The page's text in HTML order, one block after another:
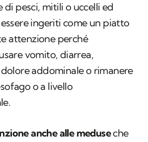
di pesci, mitili o uccelli ed
ingeriti come un piatto
attenzione perché
vomito, diarrea,
addominale o rimanere
o a livello
anche alle meduseche